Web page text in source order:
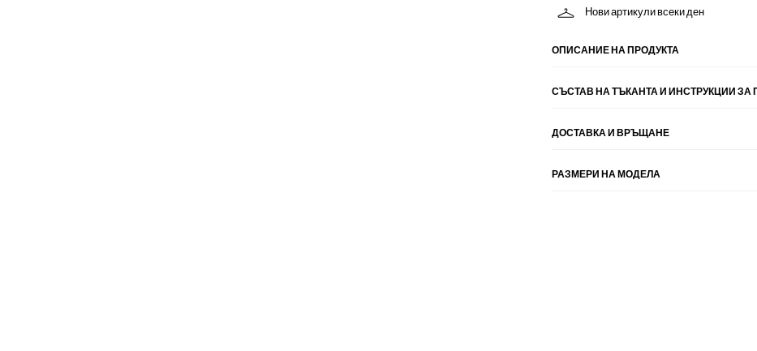
Нови артикули всеки ден
ОПИСАНИЕ НА ПРОДУКТА
СЪСТАВ НА ТЪКАНТА И ИНСТРУКЦИИ ЗА
ДОСТАВКА И ВРЪЩАНЕ
РАЗМЕРИ НА МОДЕЛА